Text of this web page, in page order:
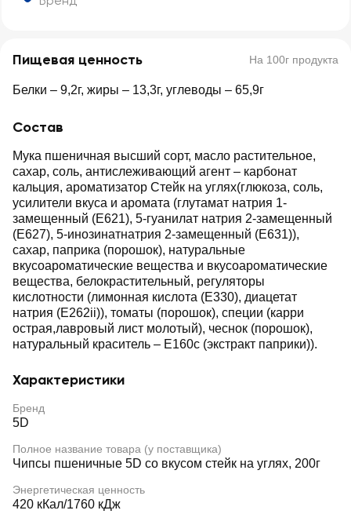
Пищевая ценность На 100г продукта
Белки – 9,2г, жиры – 13,3г, углеводы – 65,9г
Состав
Мука пшеничная высший сорт, масло растительное,
сахар, соль, антислеживающий агент – карбонат
кальция, ароматизатор Стейк на углях(глюкоза, соль,
усилители вкуса и аромата (глутамат натрия 1-
замещенный (Е621), 5-гуанилат натрия 2-замещенный
(Е627), 5-инозинатнатрия 2-замещенный (Е631)),
сахар, паприка (порошок), натуральные
вкусоароматические вещества и вкусоароматические
вещества, белокрастительный, регуляторы
кислотности (лимонная кислота (Е330), диацетат
натрия (Е262ii)), томаты (порошок), специи (карри
острая,лавровый лист молотый), чеснок (порошок),
натуральный краситель – Е160с (экстракт паприки)).
Характеристики
Бренд
5D
Полное название товара (у поставщика)
Чипсы пшеничные 5D со вкусом стейк на углях, 200г
Энергетическая ценность
420 кКал/1760 кДж